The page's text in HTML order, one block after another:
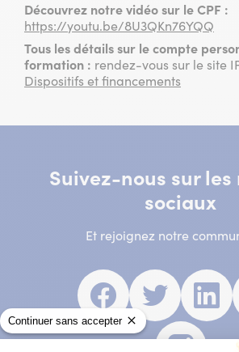
Continuer sans accepter
Découvrez notre vidéo sur le CPF :
https://youtu.be/8U3QKn76YQQ
Tous les détails sur le compte
formation : rendez-vous sur le site
Dispositifs et financements
Suivez-nous sur les
sociaux
Et rejoignez notre
Facebook
(nouvelle
fenêtre)
Twitter